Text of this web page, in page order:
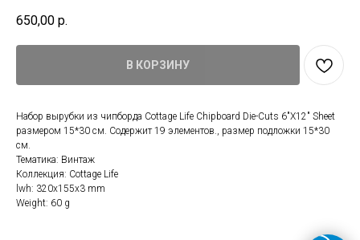
650,00 р.
В КОРЗИНУ
Набор вырубки из чипборда Cottage Life Chipboard Die-Cuts 6"X12" Sheet
размером 15*30 см. Содержит 19 элементов., размер подложки 15*30
см.
Тематика: Винтаж
Коллекция: Cottage Life
lwh: 320x155x3 mm
Weight: 60 g